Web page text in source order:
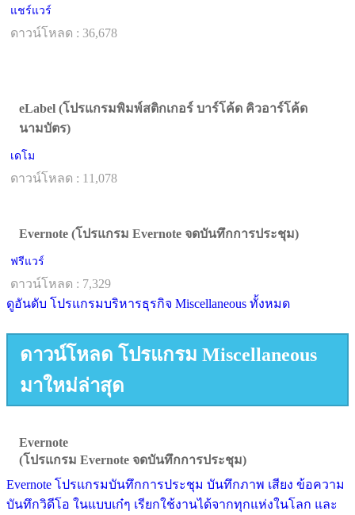
แชร์แวร์
ดาวน์โหลด : 36,678
eLabel (โปรแกรมพิมพ์สติกเกอร์ บาร์โค้ด คิวอาร์โค้ด
นามบัตร)
เดโม
ดาวน์โหลด : 11,078
Evernote (โปรแกรม Evernote จดบันทึกการประชุม)
ฟรีแวร์
ดาวน์โหลด : 7,329
ดูอันดับ โปรแกรมบริหารธุรกิจ Miscellaneous ทั้งหมด
ดาวน์โหลด โปรแกรม Miscellaneous
มาใหม่ล่าสุด
Evernote
(โปรแกรม Evernote จดบันทึกการประชุม)
Evernote โปรแกรมบันทึกการประชุม บันทึกภาพ เสียง ข้อความ
บันทึกวิดีโอ ในแบบเก๋ๆ เรียกใช้งานได้จากทุกแห่งในโลก และ